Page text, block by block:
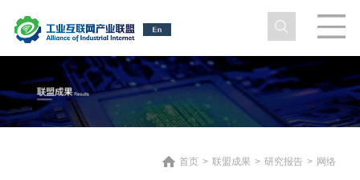
首页 > 联盟成果 > 研究报告 > 网络